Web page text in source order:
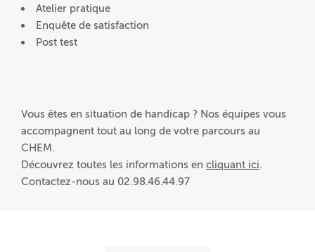
Atelier pratique
Enquête de satisfaction
Post test
Vous êtes en situation de handicap ? Nos équipes vous
accompagnent tout au long de votre parcours au
CHEM.
Découvrez toutes les informations en cliquant ici.
Contactez-nous au 02.98.46.44.97